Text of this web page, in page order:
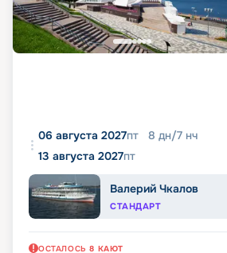
06 августа 2027пт 8 дн/7 нч
13 августа 2027пт
Валерий Чкалов
СТАНДАРТ
ОСТАЛОСЬ 8 КАЮТ